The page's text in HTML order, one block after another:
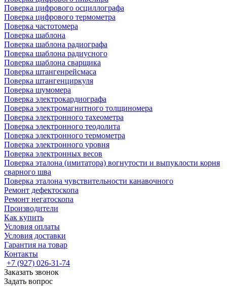
Поверка цифрового осциллографа
Поверка цифрового термометра
Поверка частотомера
Поверка шаблона
Поверка шаблона радиографа
Поверка шаблона радиусного
Поверка шаблона сварщика
Поверка штангенрейсмаса
Поверка штангенциркуля
Поверка шумомера
Поверка электрокардиографа
Поверка электромагнитного толщиномера
Поверка электронного тахеометра
Поверка электронного теодолита
Поверка электронного термометра
Поверка электронного уровня
Поверка электронных весов
Поверка эталона (имитатора) вогнутости и выпуклости корня
сварного шва
Поверка эталона чувствительности канавочного
Ремонт дефектоскопа
Ремонт негатоскопа
Производители
Как купить
Условия оплаты
Условия доставки
Гарантия на товар
Контакты
+7 (927) 026-31-74
Заказать звонок
Задать вопрос